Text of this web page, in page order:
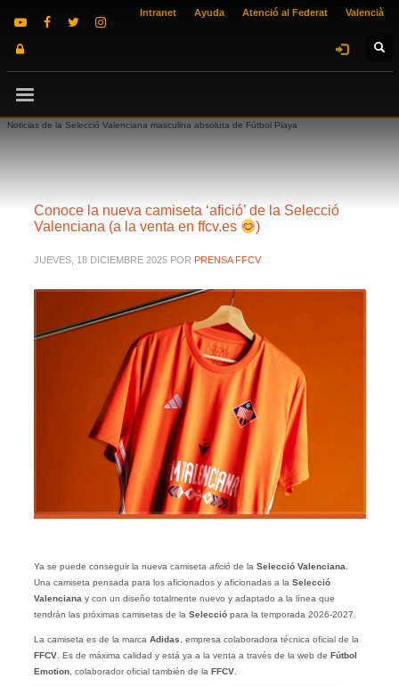
Intranet Ayuda Atenció al Federat Valencià
Noticias de la Selecció Valenciana masculina absoluta de Fútbol Playa
Conoce la nueva camiseta ‘afició’ de la Selecció
Valenciana (a la venta en ffcv.es
)
JUEVES, 18 DICIEMBRE 2025 POR PRENSA FFCV
Ya se puede conseguir la nueva camiseta aficióde la Selecció Valenciana
Una camiseta pensada para los aficionados y aficionadas a la Selecció
Valenciana y con un diseño totalmente nuevo y adaptado a la línea que
tendrán las próximas camisetas de la Selecció para la temporada 2026-2027.
La camiseta es de la marca Adidas , empresa colaboradora técnica oficial de la
FFCV. Es de máxima calidad y está ya a la venta a través de la web de Fútbol
Emotion, colaborador oficial también de la FFCV.